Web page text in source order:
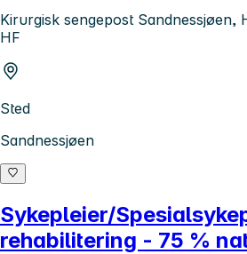
Kirurgisk sengepost Sandnessjøen,
HF
Sted
Sandnessjøen
Sykepleier/
rehabilitering - 75 %